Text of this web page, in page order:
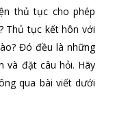
thủ tục cho phép
Thủ tục kết hôn với
Đó đều là những
và đặt câu hỏi. Hãy
qua bài viết dưới